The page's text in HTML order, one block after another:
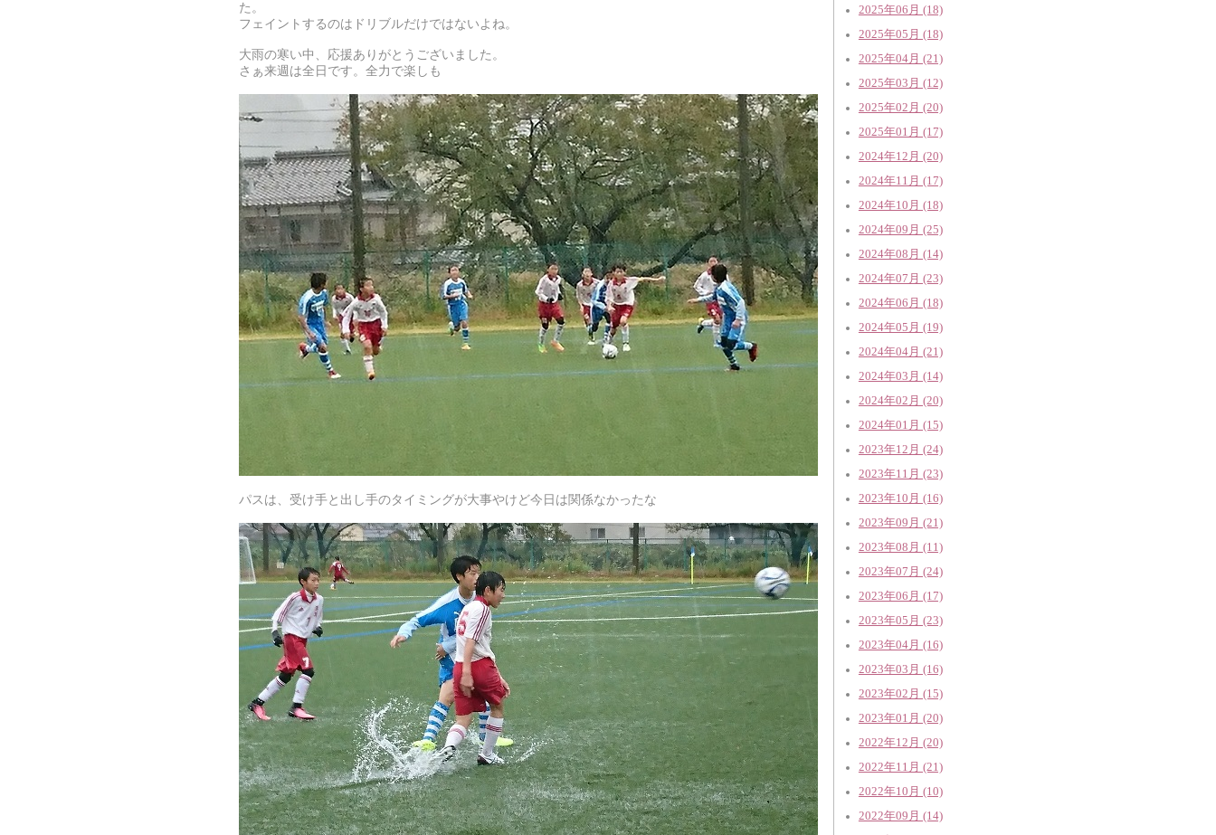
た。
フェイントするのはドリブルだけではないよね。
大雨の寒い中、応援ありがとうございました。
さぁ来週は全日です。全力で楽しも
パスは、受け手と出し手のタイミングが大事やけど今日は関係なかったな
2025年06月 (18)
2025年05月 (18)
2025年04月 (21)
2025年03月 (12)
2025年02月 (20)
2025年01月 (17)
2024年12月 (20)
2024年11月 (17)
2024年10月 (18)
2024年09月 (25)
2024年08月 (14)
2024年07月 (23)
2024年06月 (18)
2024年05月 (19)
2024年04月 (21)
2024年03月 (14)
2024年02月 (20)
2024年01月 (15)
2023年12月 (24)
2023年11月 (23)
2023年10月 (16)
2023年09月 (21)
2023年08月 (11)
2023年07月 (24)
2023年06月 (17)
2023年05月 (23)
2023年04月 (16)
2023年03月 (16)
2023年02月 (15)
2023年01月 (20)
2022年12月 (20)
2022年11月 (21)
2022年10月 (10)
2022年09月 (14)